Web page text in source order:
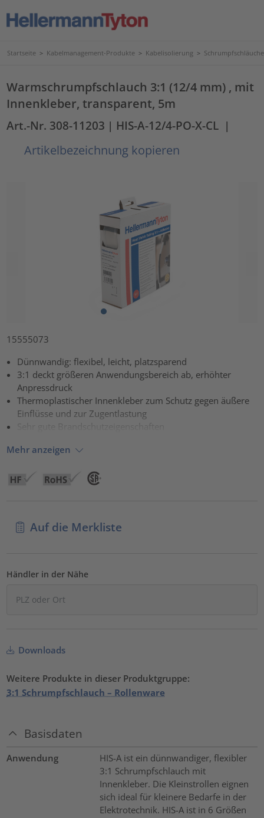
Startseite > Kabelmanagement-Produkte > Kabelisolierung > Schrumpfschläuche
Warmschrumpfschlauch 3:1 (12/4 mm) , mit
Innenkleber, transparent, 5m
Art.-Nr. 308-11203 | HIS-A-12/4-PO-X-CL |
Artikelbezeichnung kopieren
15555073
Dünnwandig: flexibel, leicht, platzsparend
3:1 deckt größeren Anwendungsbereich ab, erhöhter
Anpressdruck
Thermoplastischer Innenkleber zum Schutz gegen äußere
Einflüsse und zur Zugentlastung
Sehr gute Brandschutzeigenschaften
Mehr anzeigen
Auf die Merkliste
Händler in der Nähe
Downloads
Weitere Produkte in dieser Produktgruppe:
3:1 Schrumpfschlauch – Rollenware
Basisdaten
Anwendung
HIS-A ist ein dünnwandiger, flexibler
3:1 Schrumpfschlauch mit
Innenkleber. Die Kleinstrollen eignen
sich ideal für kleinere Bedarfe in der
Elektrotechnik. HIS-A ist in 6 Größen